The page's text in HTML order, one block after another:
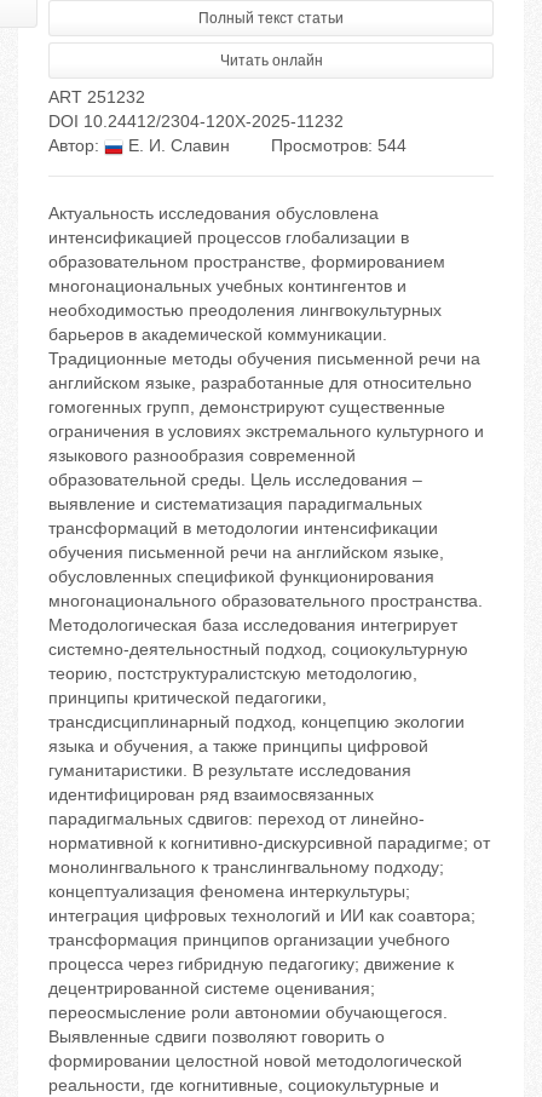
Полный текст статьи
Читать онлайн
ART 251232
DOI 10.24412/2304-120X-2025-11232
Автор:
Е. И. Славин Просмотров: 544
Актуальность исследования обусловлена
интенсификацией процессов глобализации в
образовательном пространстве, формированием
многонациональных учебных контингентов и
необходимостью преодоления лингвокультурных
барьеров в академической коммуникации.
Традиционные методы обучения письменной речи на
английском языке, разработанные для относительно
гомогенных групп, демонстрируют существенные
ограничения в условиях экстремального культурного и
языкового разнообразия современной
образовательной среды. Цель исследования –
выявление и систематизация парадигмальных
трансформаций в методологии интенсификации
обучения письменной речи на английском языке,
обусловленных спецификой функционирования
многонационального образовательного пространства.
Методологическая база исследования интегрирует
системно-деятельностный подход, социокультурную
теорию, постструктуралистскую методологию,
принципы критической педагогики,
трансдисциплинарный подход, концепцию экологии
языка и обучения, а также принципы цифровой
гуманитаристики. В результате исследования
идентифицирован ряд взаимосвязанных
парадигмальных сдвигов: переход от линейно-
нормативной к когнитивно-дискурсивной парадигме; от
монолингвального к транслингвальному подходу;
концептуализация феномена интеркультуры;
интеграция цифровых технологий и ИИ как соавтора;
трансформация принципов организации учебного
процесса через гибридную педагогику; движение к
децентрированной системе оценивания;
переосмысление роли автономии обучающегося.
Выявленные сдвиги позволяют говорить о
формировании целостной новой методологической
реальности, где когнитивные, социокультурные и